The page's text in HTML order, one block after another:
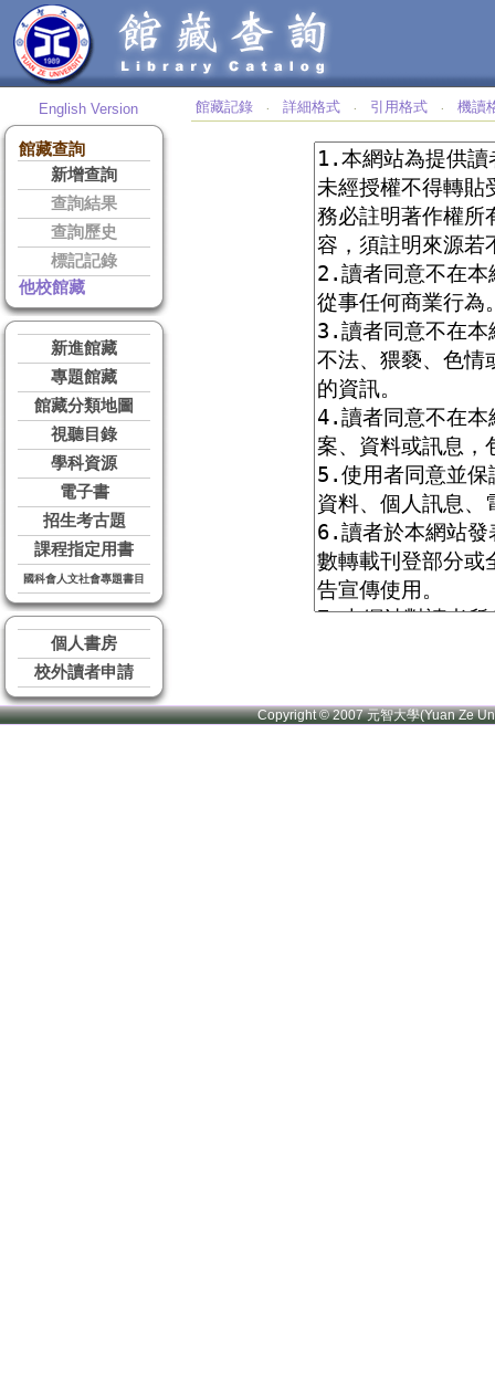
English Version
館藏查詢
新增查詢
查詢結果
查詢歷史
標記記錄
他校館藏
新進館藏
專題館藏
館藏分類地圖
視聽目錄
學科資源
電子書
招生考古題
課程指定用書
國科會人文社會專題書目
個人書房
校外讀者申請
館藏記錄 ‧ 詳細格式 ‧ 引用格式 ‧ 機讀
Copyright © 2007 元智大學(Yuan Ze